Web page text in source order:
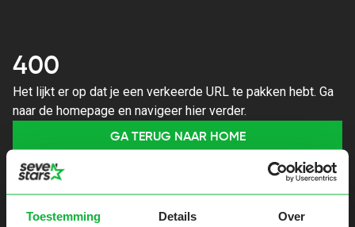
Toestemming Details Over
400
Het lijkt er op dat je een verkeerde URL te pakken hebt. Ga
naar de homepage en navigeer hier verder.
GA TERUG NAAR HOME